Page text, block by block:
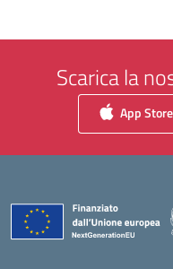
Scarica la
App Store